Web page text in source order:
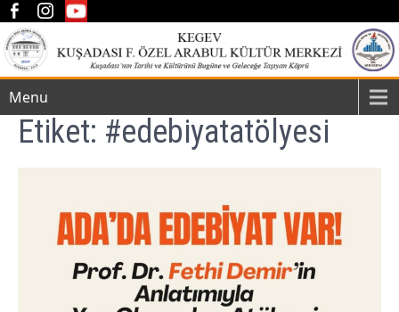
Menu
Etiket: #edebiyatatölyesi